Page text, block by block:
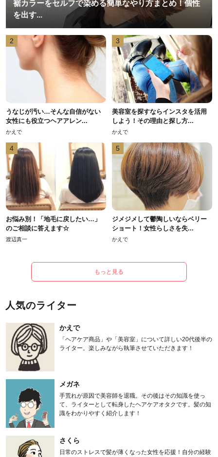
裾カラーをセルフで染める簡単なやり方まとめ！個性
を出す...
2
うなじが汚い…そんな自信がない
女性にも役立つヘアアレン...
かえで
3
美容室を探すならインスタを活用
しよう！その理由と探し方...
かえで
4
お悩み別！「地毛に戻したい…」
のご相談に答えます☆
渡辺真一
5
ジメジメして鬱陶しいならベリー
ショート！女性らしさを失...
かえで
もっと見る
人気のライター
かえで
「ヘアケア商品」や「美容室」について詳しい20代後半の
ライター。楽しみながら執筆させていただきます！
メガネ
手荒れが原因で美容師を退職。その後はその知識を使っ
て、ライターとして転身したヘアケアオタクです。髪の知
識をわかりやすく紹介します！
さくら
日常のストレスで髪が薄くなった女性を応援！自分の経験